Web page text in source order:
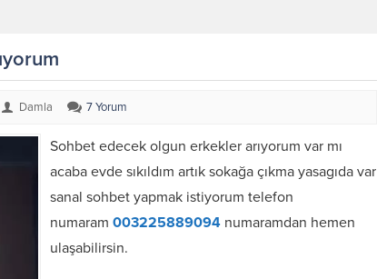
Damla 7 Yorum
Sohbet edecek olgun erkekler arıyorum var mı
acaba evde sıkıldım artık sokağa çıkma yasagıda var
sanal sohbet yapmak istiyorum telefon
numaram003225889094 numaramdan hemen
ulaşabilirsin.